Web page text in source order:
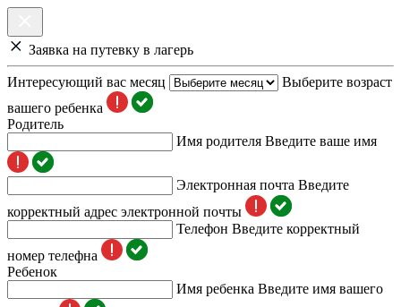
Заявка на путевку в лагерь
Интересующий вас месяц
Выберите возраст
вашего ребенка
Родитель
Имя родителя Введите ваше имя
Электронная почта Введите
корректный адрес электронной почты
Телефон Введите корректный
номер телефна
Ребенок
Имя ребенка Введите имя вашего